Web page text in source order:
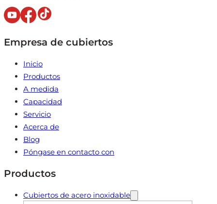
Empresa de cubiertos
Inicio
Productos
A medida
Capacidad
Servicio
Acerca de
Blog
Póngase en contacto con
Productos
Cubiertos de acero inoxidable